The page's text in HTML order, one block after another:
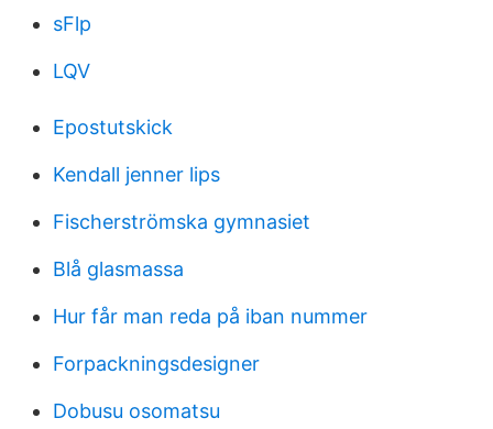
sFlp
LQV
Epostutskick
Kendall jenner lips
Fischerströmska gymnasiet
Blå glasmassa
Hur får man reda på iban nummer
Forpackningsdesigner
Dobusu osomatsu